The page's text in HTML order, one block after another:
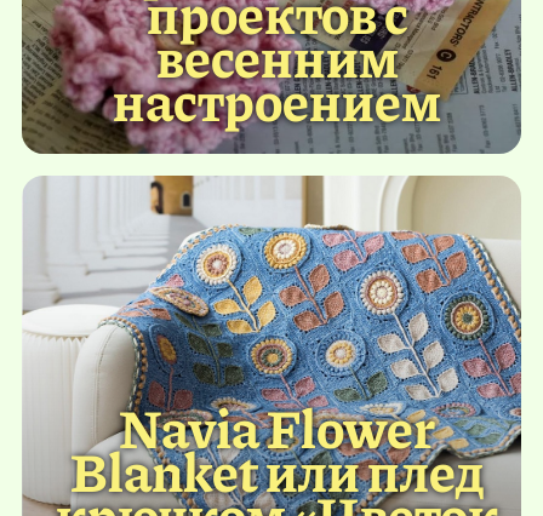
весенним
настроением
Navia Flower
Blanket или плед